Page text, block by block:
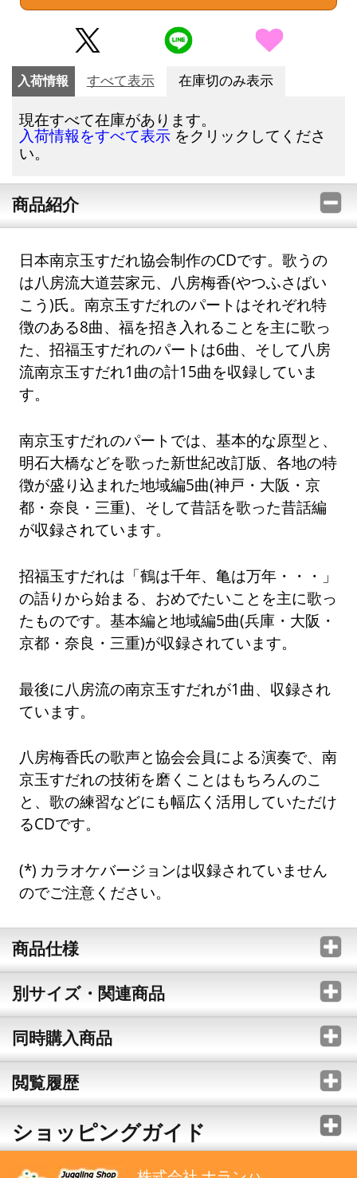
入荷情報 すべて表示 在庫切のみ表示
現在すべて在庫があります。
入荷情報をすべて表示 をクリックしてくださ
い。
商品紹介
日本南京玉すだれ協会制作のCDです。歌うの
は八房流大道芸家元、八房梅香(やつふさばい
こう)氏。南京玉すだれのパートはそれぞれ特
徴のある8曲、福を招き入れることを主に歌っ
た、招福玉すだれのパートは6曲、そして八房
流南京玉すだれ1曲の計15曲を収録していま
す。
南京玉すだれのパートでは、基本的な原型と、
明石大橋などを歌った新世紀改訂版、各地の特
徴が盛り込まれた地域編5曲(神戸・大阪・京
都・奈良・三重)、そして昔話を歌った昔話編
が収録されています。
招福玉すだれは「鶴は千年、亀は万年・・・」
の語りから始まる、おめでたいことを主に歌っ
たものです。基本編と地域編5曲(兵庫・大阪・
京都・奈良・三重)が収録されています。
最後に八房流の南京玉すだれが1曲、収録され
ています。
八房梅香氏の歌声と協会会員による演奏で、南
京玉すだれの技術を磨くことはもちろんのこ
と、歌の練習などにも幅広く活用していただけ
るCDです。
カラオケバージョンは収録されていません
のでご注意ください。
商品仕様
別サイズ・関連商品
同時購入商品
閲覧履歴
ショッピングガイド